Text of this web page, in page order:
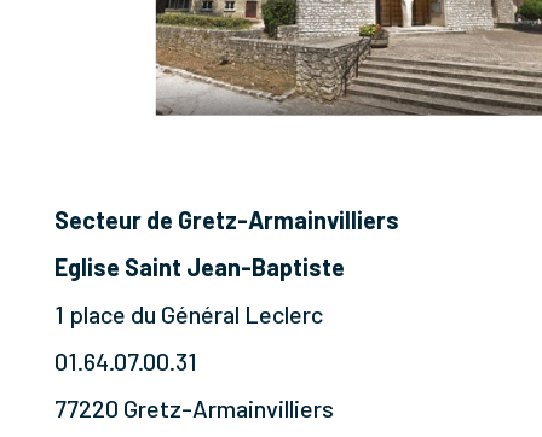
Secteur de Gretz-Armainvilliers
Eglise Saint Jean-Baptiste
1 place du Général Leclerc
01.64.07.00.31
77220 Gretz-Armainvilliers